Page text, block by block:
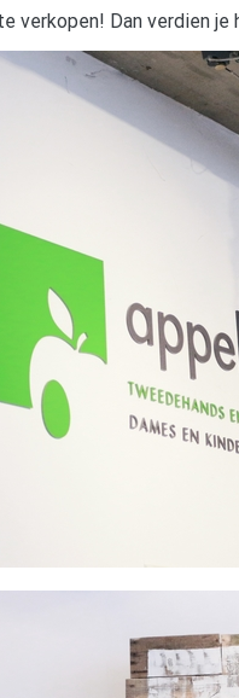
verkopen! Dan verdien